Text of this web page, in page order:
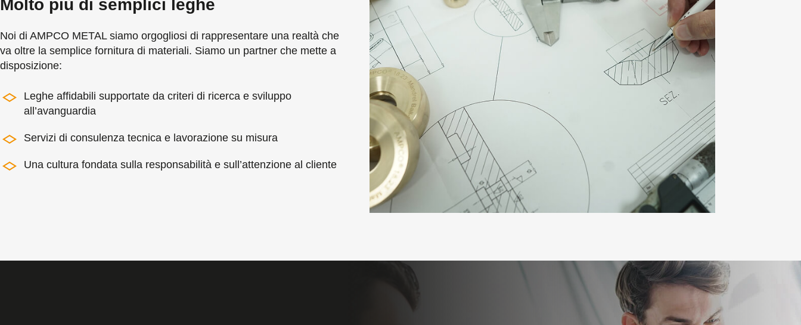
Molto più di semplici leghe
Noi di AMPCO METAL siamo orgogliosi di rappresentare una realtà che
va oltre la semplice fornitura di materiali. Siamo un partner che mette a
disposizione:
Leghe affidabili supportate da criteri di ricerca e sviluppo
all’avanguardia
Servizi di consulenza tecnica e lavorazione su misura
Una cultura fondata sulla responsabilità e sull’attenzione al cliente